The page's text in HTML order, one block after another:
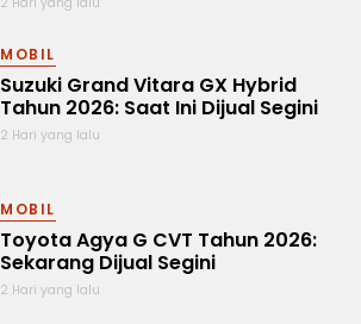
MOBIL
Suzuki Grand Vitara GX Hybrid
Tahun 2026: Saat Ini Dijual Segini
2 Hari yang lalu
MOBIL
Toyota Agya G CVT Tahun 2026:
Sekarang Dijual Segini
2 Hari yang lalu